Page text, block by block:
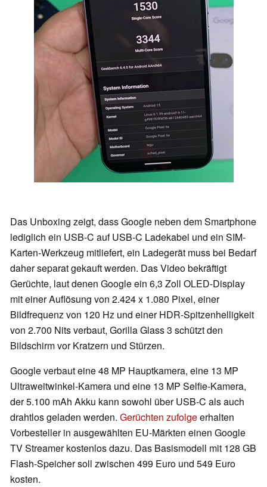
Das Unboxing zeigt, dass Google neben dem Smartphone
lediglich ein USB-C auf USB-C Ladekabel und ein SIM-
Karten-Werkzeug mitliefert, ein Ladegerät muss bei Bedarf
daher separat gekauft werden. Das Video bekräftigt
Gerüchte, laut denen Google ein 6,3 Zoll OLED-Display
mit einer Auflösung von 2.424 x 1.080 Pixel, einer
Bildfrequenz von 120 Hz und einer HDR-Spitzenhelligkeit
von 2.700 Nits verbaut, Gorilla Glass 3 schützt den
Bildschirm vor Kratzern und Stürzen.
Google verbaut eine 48 MP Hauptkamera, eine 13 MP
Ultraweitwinkel-Kamera und eine 13 MP Selfie-Kamera,
der 5.100 mAh Akku kann sowohl über USB-C als auch
drahtlos geladen werden. Gerüchten zufolgeerhalten
Vorbesteller in ausgewählten EU-Märkten einen Google
TV Streamer kostenlos dazu. Das Basismodell mit 128 GB
Flash-Speicher soll zwischen 499 Euro und 549 Euro
kosten.